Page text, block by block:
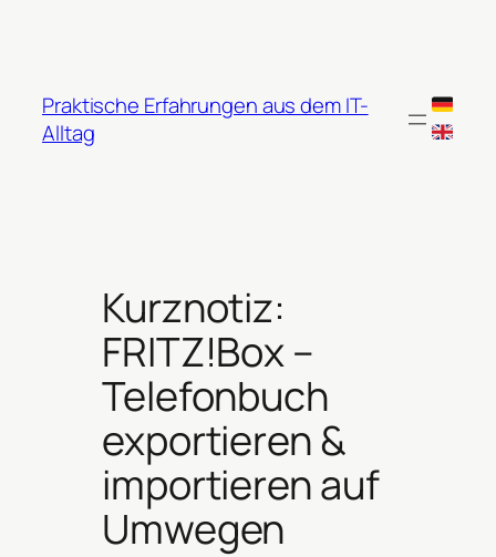
Praktische Erfahrungen aus dem IT-
Alltag
Kurznotiz:
FRITZ!Box –
Telefonbuch
exportieren &
importieren auf
Umwegen